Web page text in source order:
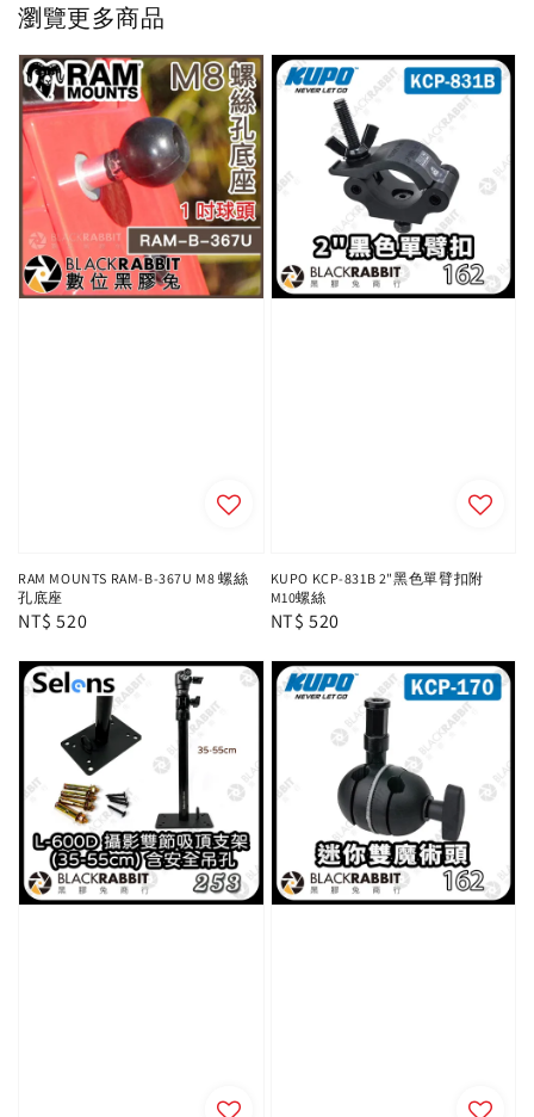
瀏覽更多商品
RAM MOUNTS RAM-B-367U M8 螺絲
孔底座
Regular
NT$ 520
KUPO KCP-831B 2"黑色單臂扣附
M10螺絲
Regular
NT$ 520